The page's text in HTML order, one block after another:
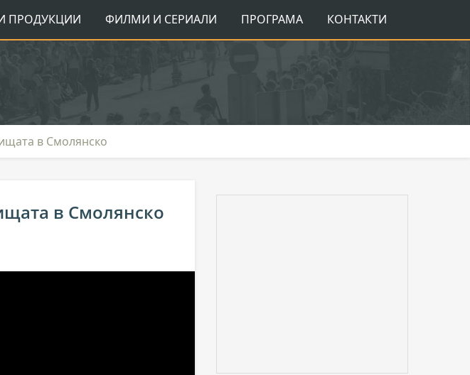
ПРОДУКЦИИ ФИЛМИ И СЕРИАЛИ ПРОГРАМА КОНТАКТИ
в Смолянско
в Смолянско